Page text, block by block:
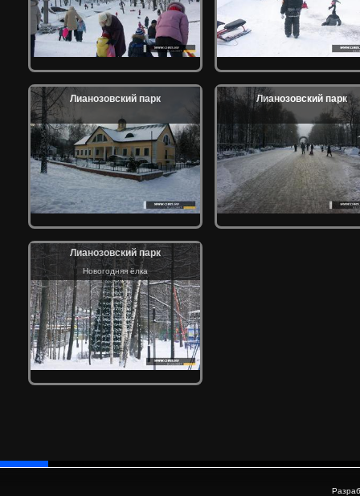
Лианозовский парк Лианозовский парк
Лианозовский парк
Новогодняя ёлка